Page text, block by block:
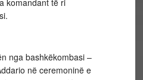
nga bashkëkombasi –
në ceremoninë e